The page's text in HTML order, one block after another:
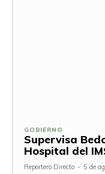
GOBIERNO
Supervisa
Hospital del
Reportero Directo - 5 de